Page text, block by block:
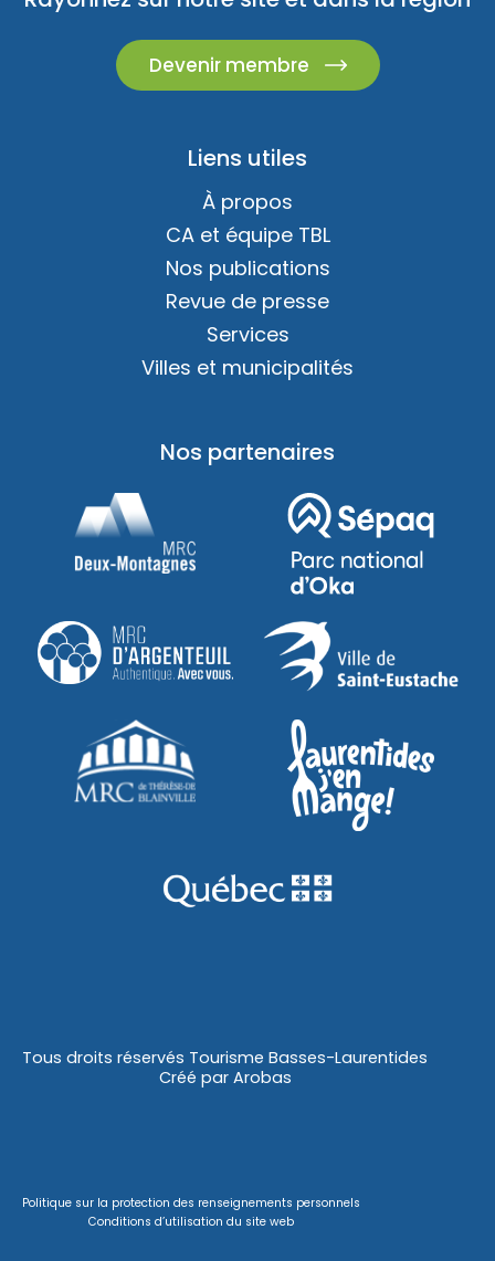
Devenir membre
Liens utiles
À propos
CA et équipe TBL
Nos publications
Revue de presse
Services
Villes et municipalités
Nos partenaires
Tous droits réservés Tourisme Basses-Laurentides
Créé par Arobas
Politique sur la protection des renseignements personnels
Conditions d’utilisation du site web